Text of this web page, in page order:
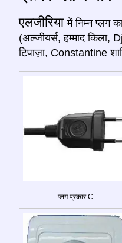
एलजीरियामें निम्न प्लग
(अल्जीयर्स, हम्माद
टिपाज़ा, Constantine
प्लग प्रकार C